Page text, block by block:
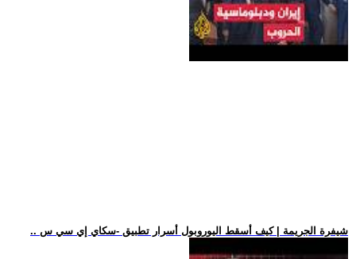
.. شيفرة الجريمة | كيف أسقط اليوروبول أسرار تطبيق -سكاي إي سي س